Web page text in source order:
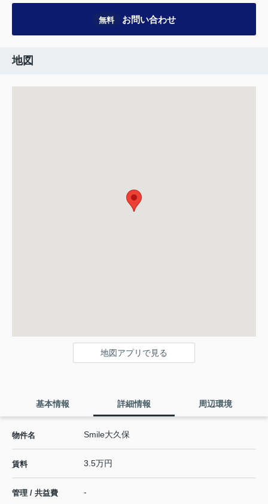
無料 お問い合わせ
地図
地図アプリで見る
基本情報 詳細情報 周辺環境
物件名 Smile大久保
賃料 3.5万円
管理 / 共益費 -